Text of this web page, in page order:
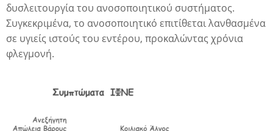
δυσλειτουργία του ανοσοποιητικού συστήματος.
Συγκεκριμένα, το ανοσοποιητικό επιτίθεται λανθασμένα
σε υγιείς ιστούς του εντέρου, προκαλώντας χρόνια
φλεγμονή.